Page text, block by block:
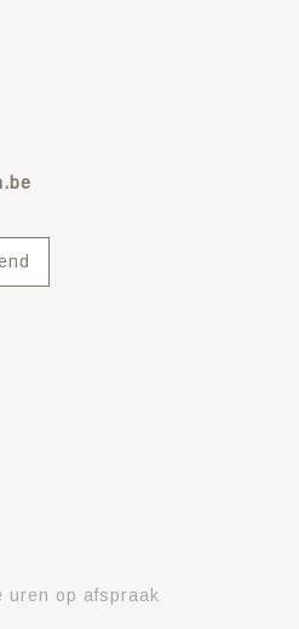
uren op afspraak